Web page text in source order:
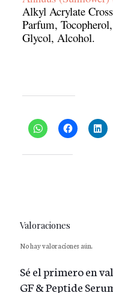
Alkyl Acrylate
Parfum,
Glycol, Alcohol.
Valoraciones
No hay valoraciones aún.
Sé el primero en
GF & Peptide